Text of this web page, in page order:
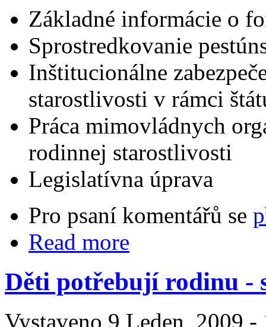
Základné informácie o
Sprostredkovanie
Inštitucionálne
starostlivosti v rámci
Práca mimovládnych
rodinnej starostlivosti
Legislatívna úprava
Pro psaní komentářů se
Read more
Děti potřebují rodinu -
Vystaveno 9 Leden, 2009